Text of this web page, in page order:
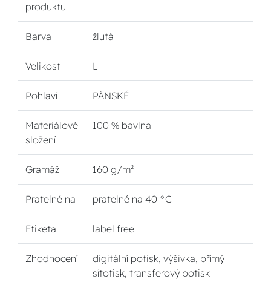
produktu
Barva žlutá
Velikost L
Pohlaví PÁNSKÉ
Materiálové
složení
100 % bavlna
Gramáž 160 g/m²
Pratelné na pratelné na 40 °C
Etiketa label free
Zhodnocení
digitální potisk, výšivka, přímý
sítotisk, transferový potisk